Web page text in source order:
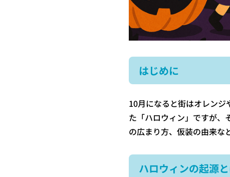
はじめに
10月になると街はオレン
た「ハロウィン」ですが、
の広まり方、仮装の由来な
ハロウィンの起源と